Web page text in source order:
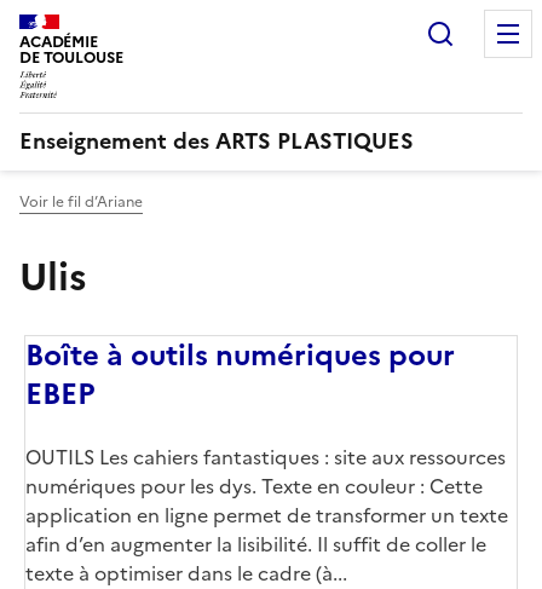
ACADÉMIE
DE TOULOUSE
Enseignement des ARTS PLASTIQUES
Voir le fil d’Ariane
Ulis
Boîte à outils numériques pour
EBEP
Corps
OUTILS Les cahiers fantastiques : site aux ressources
numériques pour les dys. Texte en couleur : Cette
application en ligne permet de transformer un texte
afin d’en augmenter la lisibilité. Il suffit de coller le
texte à optimiser dans le cadre (à...